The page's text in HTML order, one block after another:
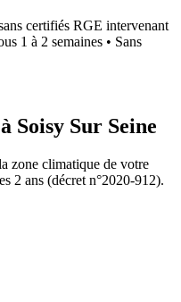
certifiés RGE intervenant
1 à 2 semaines • Sans
Soisy Sur Seine
zone climatique de votre
2 ans (décret n°2020-912).